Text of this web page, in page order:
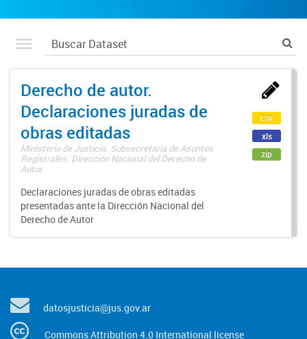
Derecho de autor.
Declaraciones juradas de
obras editadas
Ministerio de Justicia. Subsecretaría de Asuntos
Registrales. Dirección Nacional del Derecho de
Autor
Declaraciones juradas de obras editadas
presentadas ante la Dirección Nacional del
Derecho de Autor
csv
xls
zip
datosjusticia@jus.gov.ar
Commons Attribution 4.0 International license